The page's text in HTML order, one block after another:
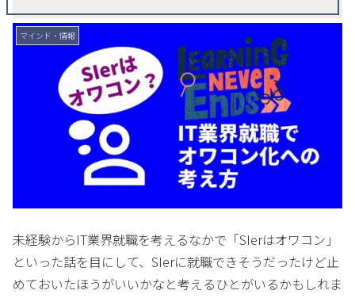
マインド・情報
未経験からIT業界就職を考えるなかで「SIerはオワコン」
といった話を目にして、SIerに就職できそうだったけど止
めておいたほうがいいかなと考えるひとがいるかもしれま